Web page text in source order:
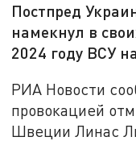
Постпред
намекнул в
2024 году ВСУ
РИА Новости
провокацией
Швеции Линас